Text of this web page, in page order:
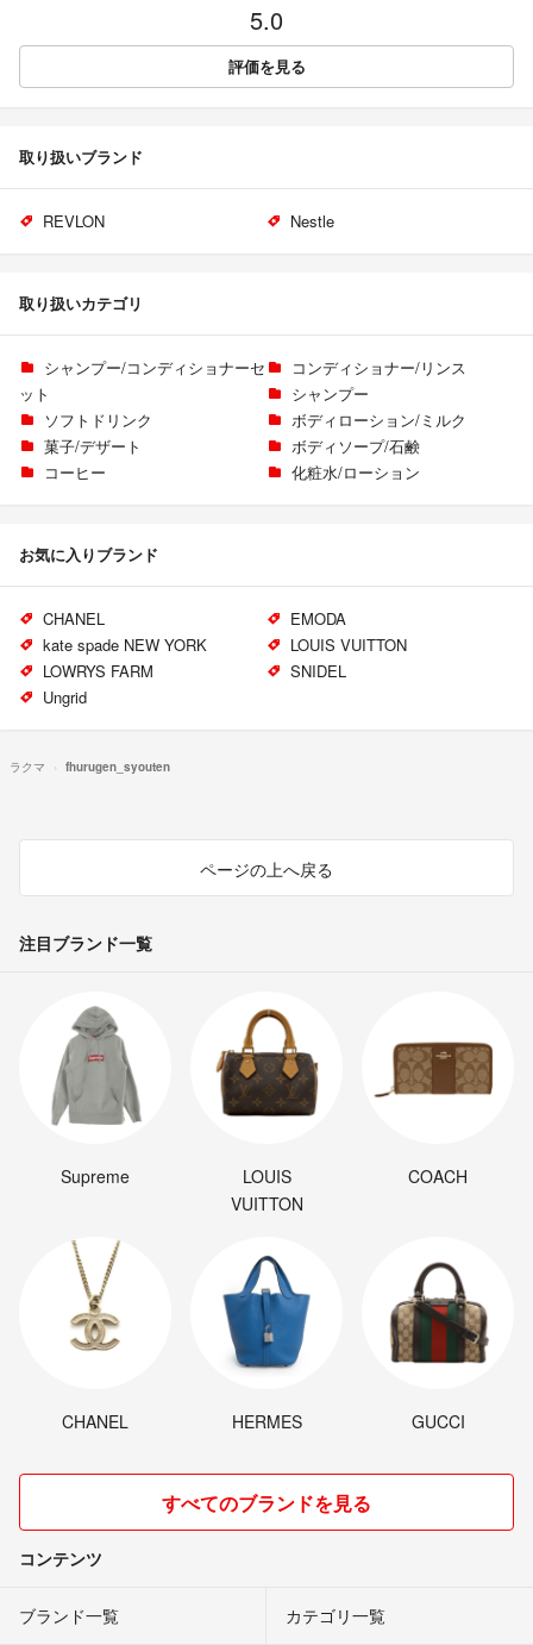
5.0
評価を見る
取り扱いブランド
REVLON Nestle
取り扱いカテゴリ
シャンプー/コンディショナーセ
ット
コンディショナー/リンス
シャンプー
ソフトドリンク
ボディローション/ミルク
菓子/デザート
ボディソープ/石鹸
コーヒー
化粧水/ローション
お気に入りブランド
CHANEL
EMODA
kate spade NEW YORK
LOUIS VUITTON
LOWRYS FARM
SNIDEL
Ungrid
ラクマ fhurugen_syouten
ページの上へ戻る
注目ブランド一覧
Supreme
LOUIS
VUITTON
COACH
CHANEL HERMES GUCCI
すべてのブランドを見る
コンテンツ
ブランド一覧 カテゴリ一覧